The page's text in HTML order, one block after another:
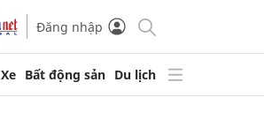
Đăng nhập
Xe Bất động sản Du lịch